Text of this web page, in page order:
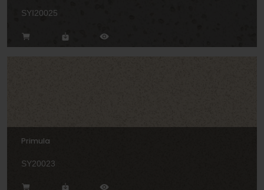
SYI20025
Primula
SY20023